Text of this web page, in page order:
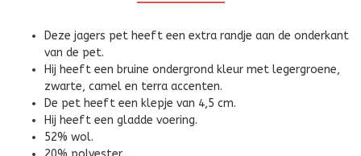
Deze jagers pet heeft een extra randje aan de onderkant
van de pet.
Hij heeft een bruine ondergrond kleur met legergroene,
zwarte, camel en terra accenten.
De pet heeft een klepje van 4,5 cm.
Hij heeft een gladde voering.
52% wol.